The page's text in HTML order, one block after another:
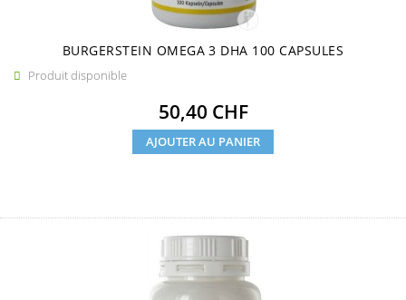
BURGERSTEIN OMEGA 3 DHA 100 CAPSULES
 Produit disponible
Prix
50,40 CHF
AJOUTER AU PANIER